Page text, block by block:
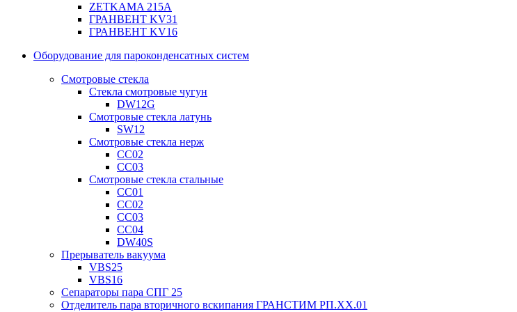
ZETKAMA 215A
ГРАНВЕНТ KV31
ГРАНВЕНТ KV16
Оборудование для пароконденсатных систем
Смотровые стекла
Стекла смотровые чугун
DW12G
Смотровые стекла латунь
SW12
Смотровые стекла нерж
СС02
СС03
Смотровые стекла стальные
СС01
СС02
СС03
СС04
DW40S
Прерыватель вакуума
VBS25
VBS16
Сепараторы пара СПГ 25
Отделитель пара вторичного вскипания ГРАНСТИМ РП.XX.01